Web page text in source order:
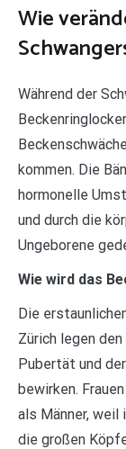
Wie
Während der
kommen. Die
hormonelle
und durch die
Ungeborene
Wie wird das
Die
Zürich legen
Pubertät und
bewirken.
als Männer, weil
die großen